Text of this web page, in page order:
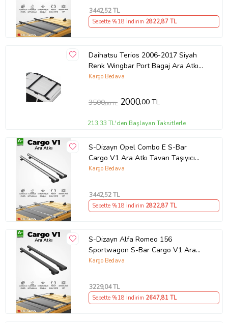
3442,52 TL
Sepette %18 İndirim 2822,87 TL
Daihatsu Terios 2006-2017 Siyah
Renk Wıngbar Port Bagaj Ara Atkı
Kargo Bedava
3500,00 TL 2000,00 TL
213,33 TL'den Başlayan Taksitlerle
S-Dizayn Opel Combo E S-Bar
Cargo V1 Ara Atkı Tavan Taşıyıcı
Barı Gri 140 Cm 2018 Üzeri A+ Kalite
Kargo Bedava
3442,52 TL
Sepette %18 İndirim 2822,87 TL
S-Dizayn Alfa Romeo 156
Sportwagon S-Bar Cargo V1 Ara
Atkı Tavan Taşıyıcı Barı Siyah 120
Kargo Bedava
3229,04 TL
Sepette %18 İndirim 2647,81 TL